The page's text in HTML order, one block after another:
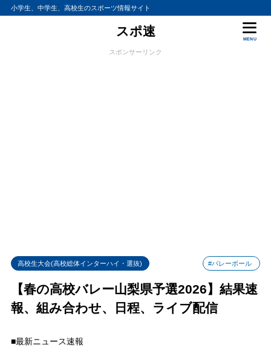
小学生、中学生、高校生のスポーツ情報サイト
スポ速
MENU
スポンサーリンク
高校生大会(高校総体インターハイ・選抜) #バレーボール
【春の高校バレー山梨県予選2026】結果速
報、組み合わせ、日程、ライブ配信
■最新ニュース速報